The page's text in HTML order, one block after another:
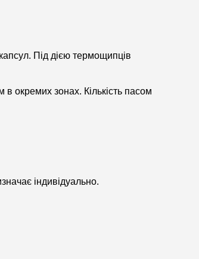
Під дією термощипців
окремих зонах. Кількість пасом
індивідуально.